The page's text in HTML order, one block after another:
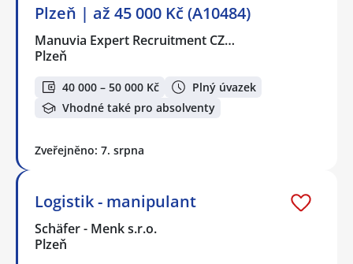
Plzeň | až 45 000 Kč (A10484)
Manuvia Expert Recruitment CZ…
Plzeň
40 000 – 50 000 Kč
Plný úvazek
Vhodné také pro absolventy
Zveřejněno: 7. srpna
Logistik - manipulant
Schäfer - Menk s.r.o.
Plzeň